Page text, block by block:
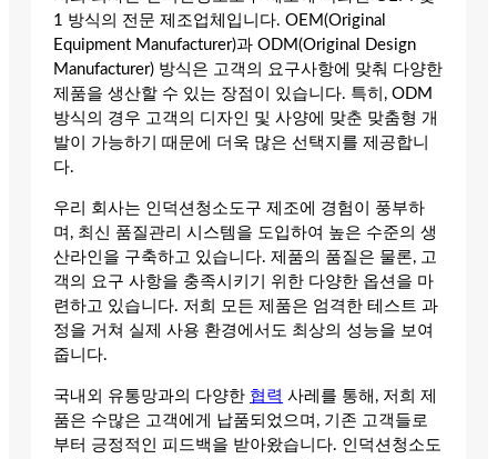
1 방식의 전문 제조업체입니다. OEM(Original
Equipment Manufacturer)과 ODM(Original Design
Manufacturer) 방식은 고객의 요구사항에 맞춰 다양한
제품을 생산할 수 있는 장점이 있습니다. 특히, ODM
방식의 경우 고객의 디자인 및 사양에 맞춘 맞춤형 개
발이 가능하기 때문에 더욱 많은 선택지를 제공합니
다.
우리 회사는 인덕션청소도구 제조에 경험이 풍부하
며, 최신 품질관리 시스템을 도입하여 높은 수준의 생
산라인을 구축하고 있습니다. 제품의 품질은 물론, 고
객의 요구 사항을 충족시키기 위한 다양한 옵션을 마
련하고 있습니다. 저희 모든 제품은 엄격한 테스트 과
정을 거쳐 실제 사용 환경에서도 최상의 성능을 보여
줍니다.
국내외 유통망과의 다양한 협력 사레를 통해, 저희 제
품은 수많은 고객에게 납품되었으며, 기존 고객들로
부터 긍정적인 피드백을 받아왔습니다. 인덕션청소도